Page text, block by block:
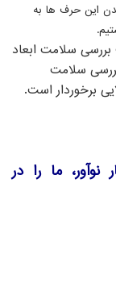
این حرف ها به
سلامت ابعاد
سلامت
برخوردار است.
نوآور، ما را در